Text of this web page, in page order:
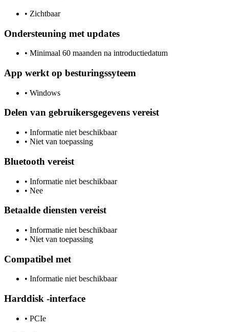
• Zichtbaar
Ondersteuning met updates
• Minimaal 60 maanden na introductiedatum
App werkt op besturingssyteem
• Windows
Delen van gebruikersgegevens vereist
• Informatie niet beschikbaar
• Niet van toepassing
Bluetooth vereist
• Informatie niet beschikbaar
• Nee
Betaalde diensten vereist
• Informatie niet beschikbaar
• Niet van toepassing
Compatibel met
• Informatie niet beschikbaar
Harddisk -interface
• PCIe